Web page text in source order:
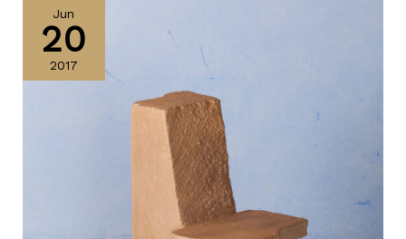
Jun
20
2017
must
Design
Miami/